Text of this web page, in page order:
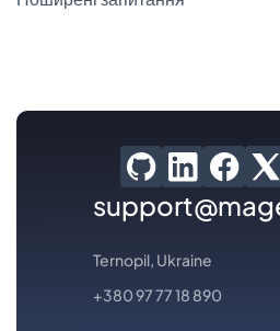
Ternopil, Ukraine
+380 97 77 18 890